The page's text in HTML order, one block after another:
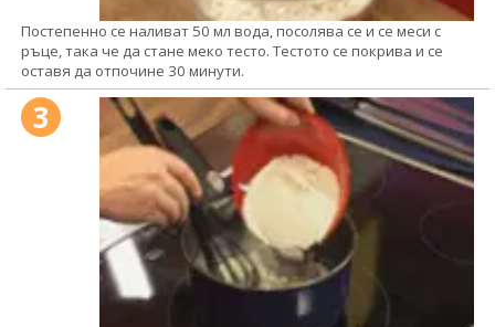
Постепенно се наливат 50 мл вода, посолява се и се меси с
ръце, така че да стане меко тесто. Тестото се покрива и се
оставя да отпочине 30 минути.
3